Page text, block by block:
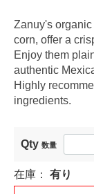
Zanuy's
corn, offer a
Enjoy them
authentic
Highly
ingredients.
Qty 数量
在庫： 有り